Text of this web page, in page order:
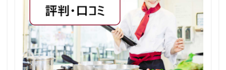
男性 異業種
監査法人
看護師
社会福祉士
管理栄養士
給料
臨床工学技士
臨床検査技師
英語力
薬キャリAGENT
薬剤師 厳しい
医療介護業界